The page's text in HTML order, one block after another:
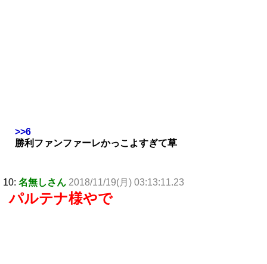
>>6
勝利ファンファーレかっこよすぎて草
10: 名無しさん 2018/11/19(月) 03:13:11.23
パルテナ様やで